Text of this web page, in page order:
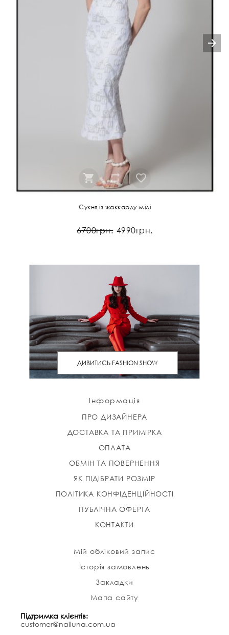
Сукня із жаккарду міді
6700грн. 4990грн.
ДИВИТИСЬ FASHION SHOW
Інформація
ПРО ДИЗАЙНЕРА
ДОСТАВКА ТА ПРИМІРКА
ОПЛАТА
ОБМІН ТА ПОВЕРНЕННЯ
ЯК ПІДІБРАТИ РОЗМІР
ПОЛІТИКА КОНФІДЕНЦІЙНОСТІ
ПУБЛІЧНА ОФЕРТА
КОНТАКТИ
Мій обліковий запис
Історія замовлень
Закладки
Мапа сайту
Підтримка клієнтів:
customer@nailuna.com.ua